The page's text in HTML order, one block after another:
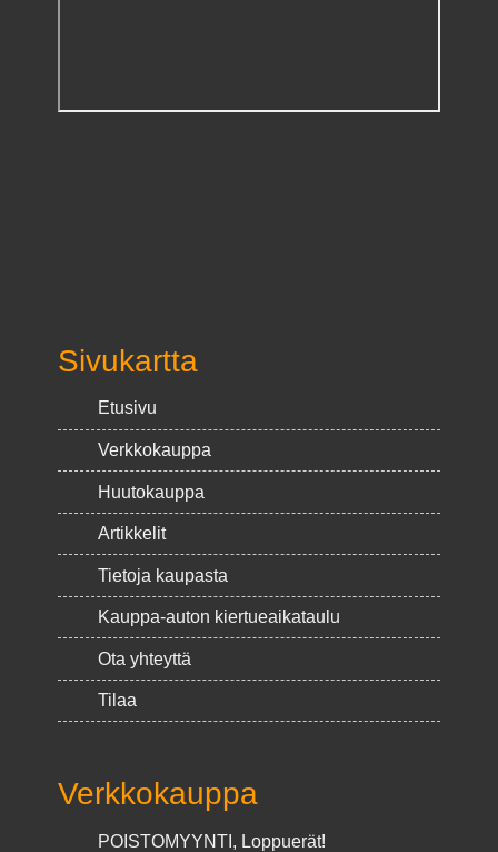
Sivukartta
Etusivu
Verkkokauppa
Huutokauppa
Artikkelit
Tietoja kaupasta
Kauppa-auton kiertueaikataulu
Ota yhteyttä
Tilaa
Verkkokauppa
POISTOMYYNTI, Loppuerät!